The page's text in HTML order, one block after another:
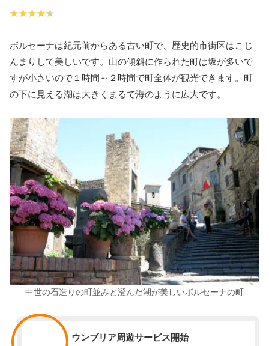
ボルセーナは紀元前からある古い町で、歴史的市街区はこじ
んまりして美しいです。山の傾斜に作られた町は坂が多いで
すが小さいので１時間～２時間で町全体が観光できます。町
の下に見える湖は大きくまるで海のように広大です。
中世の石造りの町並みと澄んだ湖が美しいボルセーナの町
ウンブリア周遊サービス開始